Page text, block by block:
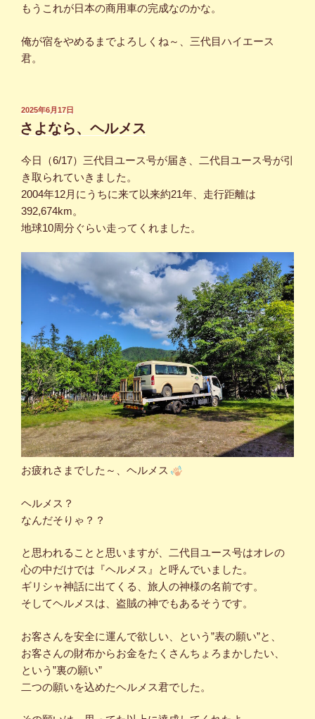
もうこれが日本の商用車の完成なのかな。
俺が宿をやめるまでよろしくね～、三代目ハイエース
君。
投
稿
日:
2025年6月17日
さよなら、ヘルメス
今日（6/17）三代目ユース号が届き、二代目ユース号が引
き取られていきました。
2004年12月にうちに来て以来約21年、走行距離は
392,674km。
地球10周分ぐらい走ってくれました。
お疲れさまでした～、ヘルメス
ヘルメス？
なんだそりゃ？？
と思われることと思いますが、二代目ユース号はオレの
心の中だけでは『ヘルメス』と呼んでいました。
ギリシャ神話に出てくる、旅人の神様の名前です。
そしてヘルメスは、盗賊の神でもあるそうです。
お客さんを安全に運んで欲しい、という”表の願い”と、
お客さんの財布からお金をたくさんちょろまかしたい、
という”裏の願い”
二つの願いを込めたヘルメス君でした。